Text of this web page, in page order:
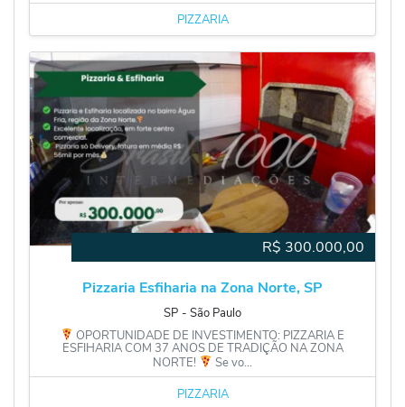
PIZZARIA
R$ 300.000,00
Pizzaria Esfiharia na Zona Norte, SP
SP ‐ São Paulo
OPORTUNIDADE DE INVESTIMENTO: PIZZARIA E
ESFIHARIA COM 37 ANOS DE TRADIÇÃO NA ZONA
NORTE!
Se vo...
PIZZARIA